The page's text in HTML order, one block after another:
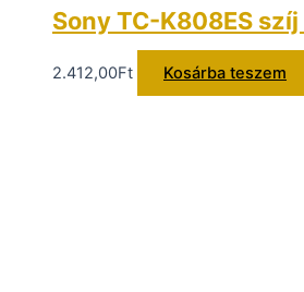
Sony TC-K808ES
2.412,00Ft Kosárba teszem